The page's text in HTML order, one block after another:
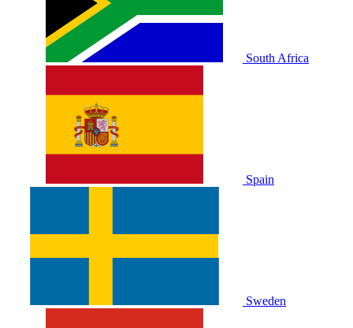
South Africa
Spain
Sweden